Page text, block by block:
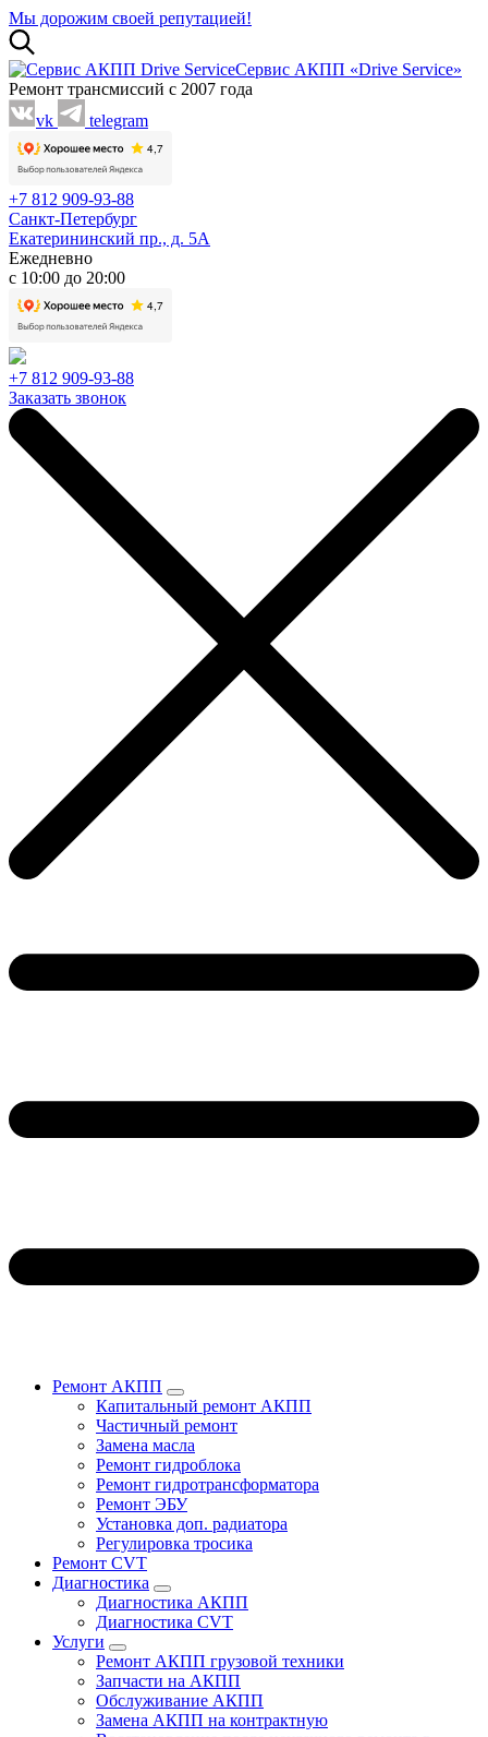
Мы дорожим своей репутацией!
Сервис АКПП «Drive Service»
Ремонт трансмиссий с 2007 года
vk
telegram
+7 812 909-93-88
Санкт-Петербург
Екатерининский пр., д. 5А
Ежедневно
с 10:00 до 20:00
+7 812 909-93-88
Заказать звонок
Ремонт АКПП
Капитальный ремонт АКПП
Частичный ремонт
Замена масла
Ремонт гидроблока
Ремонт гидротрансформатора
Ремонт ЭБУ
Установка доп. радиатора
Регулировка тросика
Ремонт CVT
Диагностика
Диагностика АКПП
Диагностика CVT
Услуги
Ремонт АКПП грузовой техники
Запчасти на АКПП
Обслуживание АКПП
Замена АКПП на контрактную